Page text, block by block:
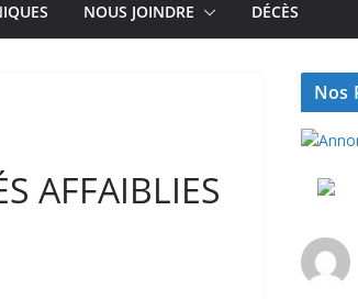
NOUS JOINDRE DÉCÈS
AFFAIBLIES
Nos